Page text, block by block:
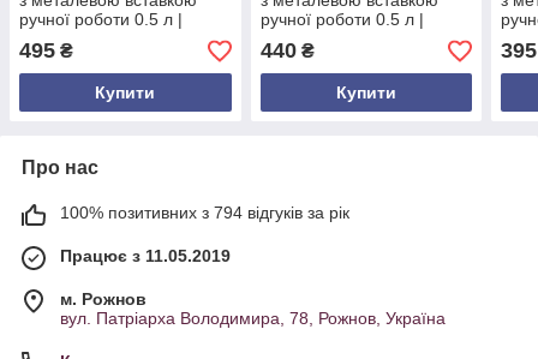
ручної роботи 0.5 л |
Подарунок чоловікові |
Келих для пива
495 ₴
Купити
ручної роботи 0.5 л |
Подарунок чоловікові |
Келих для пива
440₴
Купити
395
Про нас
100% позитивних з 794 відгуків за рік
Працює з 11.05.2019
м. Рожнов
вул. Патріарха Володимира, 78, Рожнов, Україна